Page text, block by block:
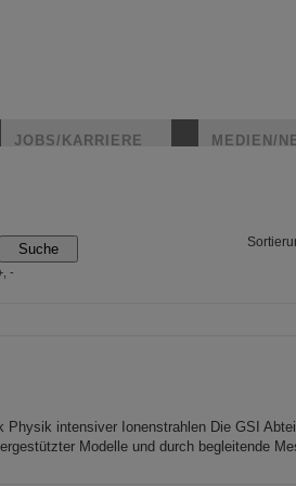
JOBS/KARRIERE MEDIEN/
Suche
-
Physik intensiver Ionenstrahlen Die GSI
Modelle und durch begleitende